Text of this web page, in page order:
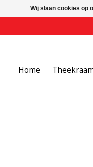
Home Theekraam
Wij slaan cookies op